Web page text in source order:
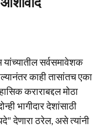
सर्वसमावेशक
काही तासांतच एका
कराराबद्दल मोठा
भागीदार देशांसाठी
देणारा ठरेल, असे त्यांनी